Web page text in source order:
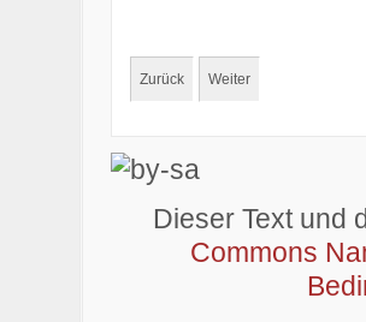
Zurück Weiter
Dieser Text und
Commons